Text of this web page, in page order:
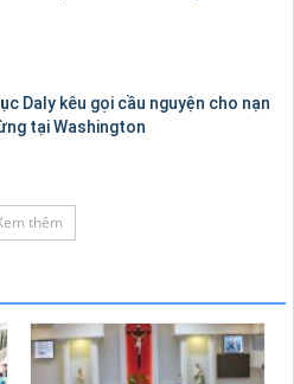
Daly kêu gọi cầu nguyện cho nạn
tại Washington
thêm